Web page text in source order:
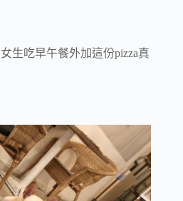
生吃早午餐外加這份pizza真